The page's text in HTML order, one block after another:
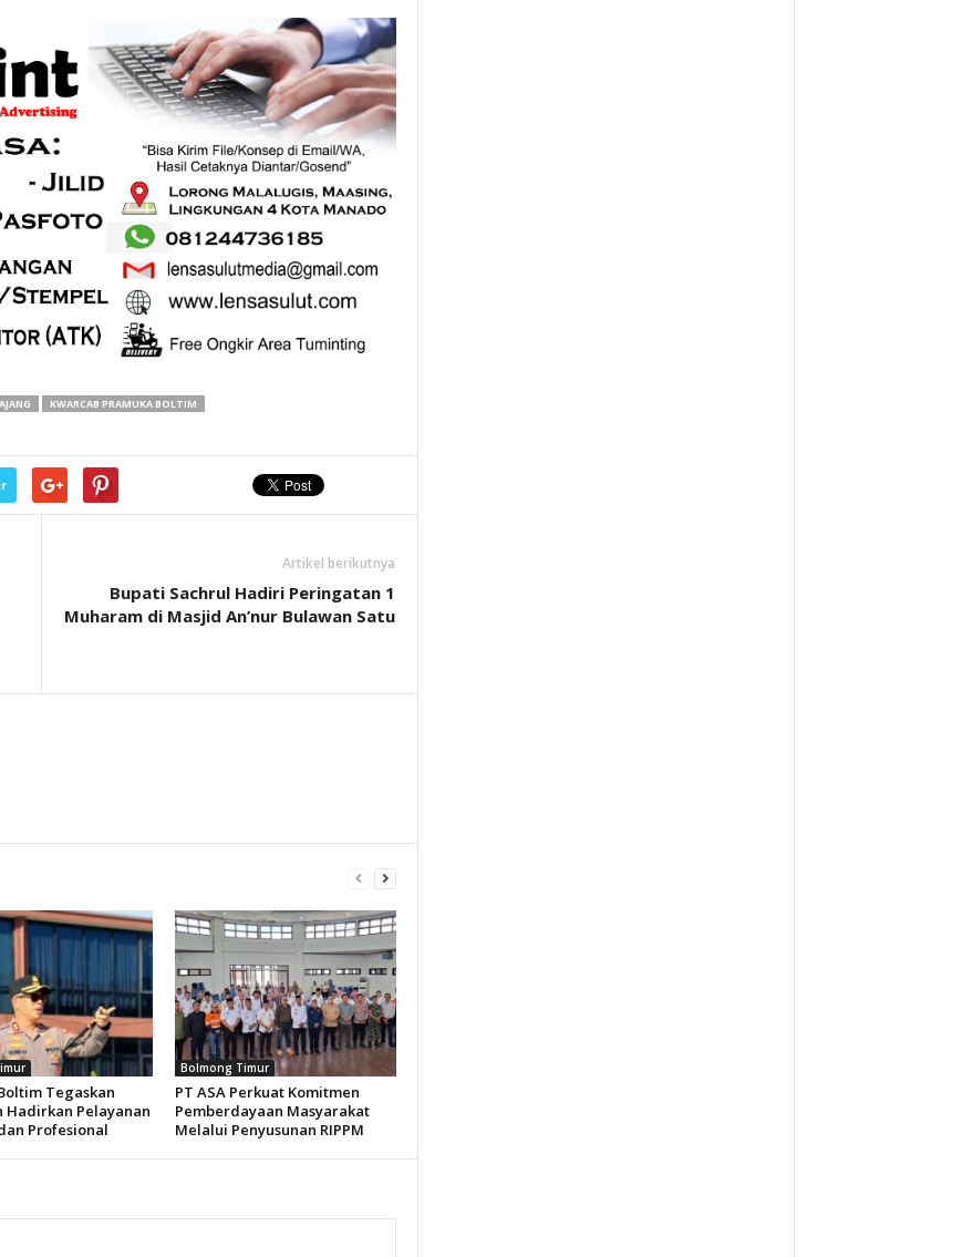
KWARCAB PRAMUKA BOLTIM
Artikel berikutnya
Bupati Sachrul Hadiri Peringatan 1
Muharam di Masjid An’nur Bulawan Satu
Tegaskan
Hadirkan Pelayanan
Profesional
Bolmong Timur
PT ASA Perkuat Komitmen
Pemberdayaan Masyarakat
Melalui Penyusunan RIPPM